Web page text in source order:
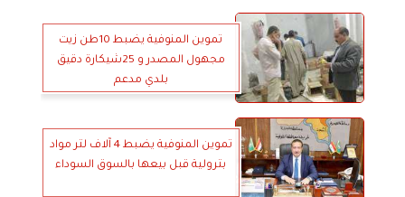
تموين المنوفية يضبط 10طن زيت
مجهول المصدر و 25شيكارة دقيق
بلدي مدعم
تموين المنوفية يضبط 4 آلاف لتر مواد
بترولية قبل بيعها بالسوق السوداء